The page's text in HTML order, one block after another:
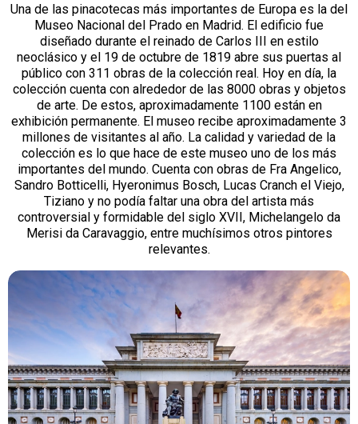
Una de las pinacotecas más importantes de Europa es la del
Museo Nacional del Prado en Madrid. El edificio fue
diseñado durante el reinado de Carlos III en estilo
neoclásico y el 19 de octubre de 1819 abre sus puertas al
público con 311 obras de la colección real. Hoy en día, la
colección cuenta con alrededor de las 8000 obras y objetos
de arte. De estos, aproximadamente 1100 están en
exhibición permanente. El museo recibe aproximadamente 3
millones de visitantes al año. La calidad y variedad de la
colección es lo que hace de este museo uno de los más
importantes del mundo. Cuenta con obras de Fra Angelico,
Sandro Botticelli, Hyeronimus Bosch, Lucas Cranch el Viejo,
Tiziano y no podía faltar una obra del artista más
controversial y formidable del siglo XVII, Michelangelo da
Merisi da Caravaggio, entre muchísimos otros pintores
relevantes.